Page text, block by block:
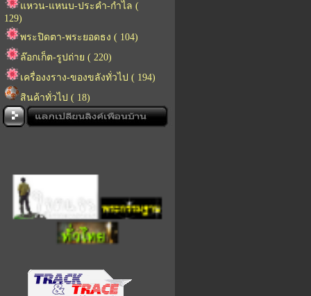
แหวน-แหนบ-ประคำ-กำไล (
129)
พระปิดตา-พระยอดธง ( 104)
ล๊อกเก็ต-รูปถ่าย ( 220)
เครื่องงราง-ของขลังทั่วไป ( 194)
สินค้าทั่วไป ( 18)